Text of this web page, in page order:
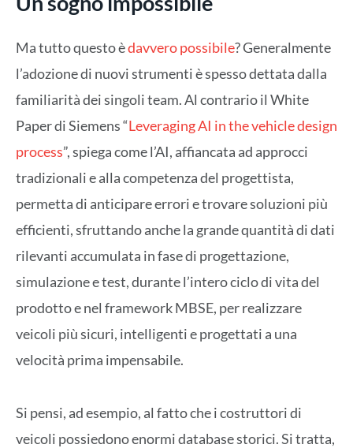
Ma tutto questo èdavvero possibile? Generalmente
l’adozione di nuovi strumenti è spesso dettata dalla
familiarità dei singoli team. Al contrario il White
Paper di Siemens “Leveraging AI in the vehicle design
process”, spiega come l’AI, affiancata ad approcci
tradizionali e alla competenza del progettista,
permetta di anticipare errori e trovare soluzioni più
efficienti, sfruttando anche la grande quantità di dati
rilevanti accumulata in fase di progettazione,
simulazione e test, durante l’intero ciclo di vita del
prodotto e nel framework MBSE, per realizzare
veicoli più sicuri, intelligenti e progettati a una
velocità prima impensabile.
Si pensi, ad esempio, al fatto che i costruttori di
veicoli possiedono enormi database storici. Si tratta,